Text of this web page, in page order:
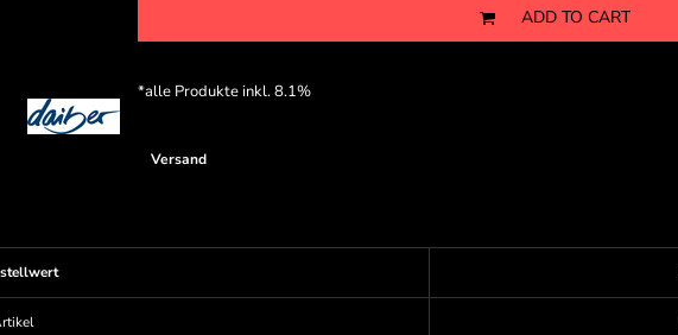
ADD TO CART
*alle Produkte inkl. 8.1%
Versand